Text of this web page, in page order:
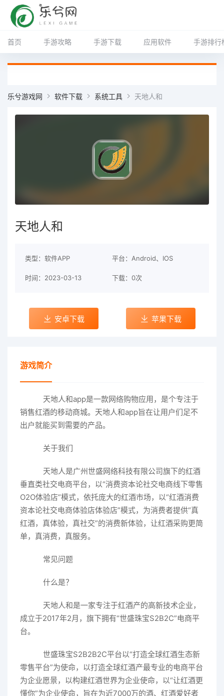
首页 手游攻略 手游下载 应用软件 手游排行
乐兮游戏网 软件下载 系统工具 天地人和
天地人和
类型：软件APP 平台：Android、IOS
时间：2023-03-13 下载：0次
安卓下载 苹果下载
游戏简介
天地人和app是一款网络购物应用，是个专注于
销售红酒的移动商城。天地人和app旨在让用户们足不
出户就能买到需要的产品。
关于我们
天地人是广州世盛网络科技有限公司旗下的红酒
垂直类社交电商平台，以“消费资本论社交电商线下零售
O2O体验店”模式，依托庞大的红酒市场，以“红酒消费
资本论社交电商体验店体验店”模式，为消费者提供“真
红酒，真体验，真社交”的消费新体验，让红酒采购更简
单，真消费，真服务。
常见问题
什么是？
天地人和是一家专注于红酒产的高新技术企业，
成立于2017年2月，旗下拥有“世盛珠宝S2B2C”电商平
台。
世盛珠宝S2B2B2C平台以“打造全球红酒生态新
零售平台”为使命，以打造全球红酒产最专业的电商平台
为企业愿景，以构建红酒世界为企业使命，以“让红酒更
懂你”为企业使命，旨在为近7000万的酒、红酒爱好者